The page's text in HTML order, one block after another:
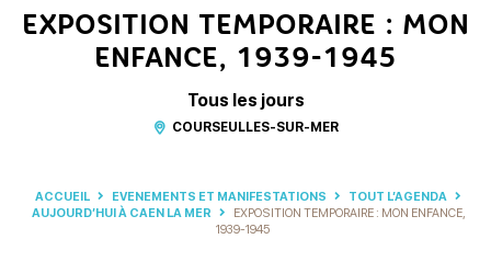
la
Tourisme
EXPOSITION TEMPORAIRE : MON
ENFANCE, 1939-1945
Tous les jours
COURSEULLES-SUR-MER
ACCUEIL EVENEMENTS ET MANIFESTATIONS
TOUT L’AGENDA
AUJOURD’HUI À CAEN LA MER
EXPOSITION TEMPORAIRE : MON ENFANCE,
1939-1945